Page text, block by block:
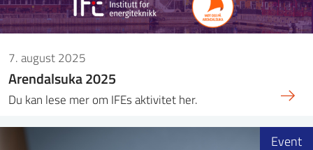
7. august 2025
Arendalsuka 2025
Du kan lese mer om IFEs aktivitet her.
Event